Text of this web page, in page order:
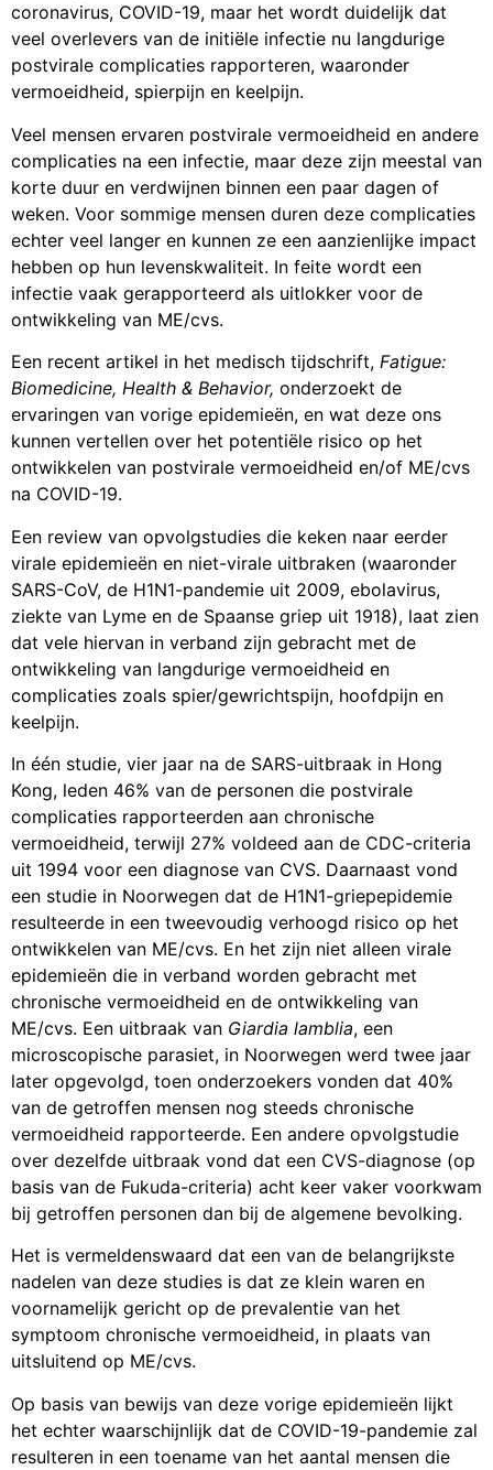
coronavirus, COVID-19, maar het wordt duidelijk dat
veel overlevers van de initiële infectie nu langdurige
postvirale complicaties rapporteren, waaronder
vermoeidheid, spierpijn en keelpijn.
Veel mensen ervaren postvirale vermoeidheid en andere
complicaties na een infectie, maar deze zijn meestal van
korte duur en verdwijnen binnen een paar dagen of
weken. Voor sommige mensen duren deze complicaties
echter veel langer en kunnen ze een aanzienlijke impact
hebben op hun levenskwaliteit. In feite wordt een
infectie vaak gerapporteerd als uitlokker voor de
ontwikkeling van ME/cvs.
Een recent artikel in het medisch tijdschrift, Fatigue:
Biomedicine, Health & Behavior, onderzoekt de
ervaringen van vorige epidemieën, en wat deze ons
kunnen vertellen over het potentiële risico op het
ontwikkelen van postvirale vermoeidheid en/of ME/cvs
na COVID-19.
Een review van opvolgstudies die keken naar eerder
virale epidemieën en niet-virale uitbraken (waaronder
SARS-CoV, de H1N1-pandemie uit 2009, ebolavirus,
ziekte van Lyme en de Spaanse griep uit 1918), laat zien
dat vele hiervan in verband zijn gebracht met de
ontwikkeling van langdurige vermoeidheid en
complicaties zoals spier/gewrichtspijn, hoofdpijn en
keelpijn.
In één studie, vier jaar na de SARS-uitbraak in Hong
Kong, leden 46% van de personen die postvirale
complicaties rapporteerden aan chronische
vermoeidheid, terwijl 27% voldeed aan de CDC-criteria
uit 1994 voor een diagnose van CVS. Daarnaast vond
een studie in Noorwegen dat de H1N1-griepepidemie
resulteerde in een tweevoudig verhoogd risico op het
ontwikkelen van ME/cvs. En het zijn niet alleen virale
epidemieën die in verband worden gebracht met
chronische vermoeidheid en de ontwikkeling van
ME/cvs. Een uitbraak van Giardia lamblia, een
microscopische parasiet, in Noorwegen werd twee jaar
later opgevolgd, toen onderzoekers vonden dat 40%
van de getroffen mensen nog steeds chronische
vermoeidheid rapporteerde. Een andere opvolgstudie
over dezelfde uitbraak vond dat een CVS-diagnose (op
basis van de Fukuda-criteria) acht keer vaker voorkwam
bij getroffen personen dan bij de algemene bevolking.
Het is vermeldenswaard dat een van de belangrijkste
nadelen van deze studies is dat ze klein waren en
voornamelijk gericht op de prevalentie van het
symptoom chronische vermoeidheid, in plaats van
uitsluitend op ME/cvs.
Op basis van bewijs van deze vorige epidemieën lijkt
het echter waarschijnlijk dat de COVID-19-pandemie zal
resulteren in een toename van het aantal mensen die